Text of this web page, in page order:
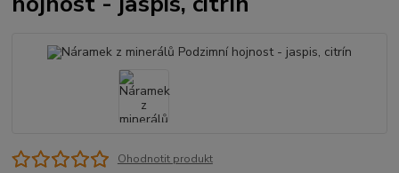
Ohodnotit produkt